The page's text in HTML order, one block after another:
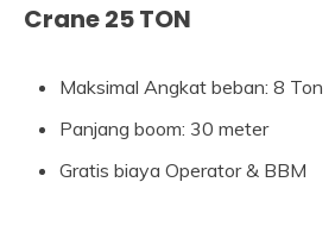
Crane 25 TON
Maksimal Angkat beban: 8 Ton
Panjang boom: 30 meter
Gratis biaya Operator & BBM